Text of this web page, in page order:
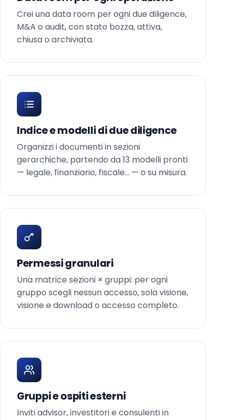
Crei una data room per ogni due diligence,
M&A o audit, con stato bozza, attiva,
chiusa o archiviata.
Indice e modelli di due diligence
Organizzi i documenti in sezioni
gerarchiche, partendo da 13 modelli pronti
— legale, finanziario, fiscale… — o su misura.
Permessi granulari
Una matrice sezioni × gruppi: per ogni
gruppo scegli nessun accesso, sola visione,
visione e download o accesso completo.
Gruppi e ospiti esterni
Inviti advisor, investitori e consulenti in